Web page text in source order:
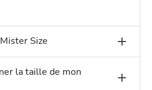
Size
la taille de mon